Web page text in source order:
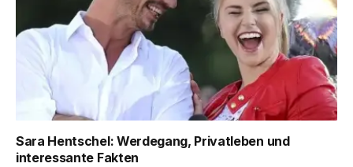
Sara Hentschel: Werdegang, Privatleben und
interessante Fakten